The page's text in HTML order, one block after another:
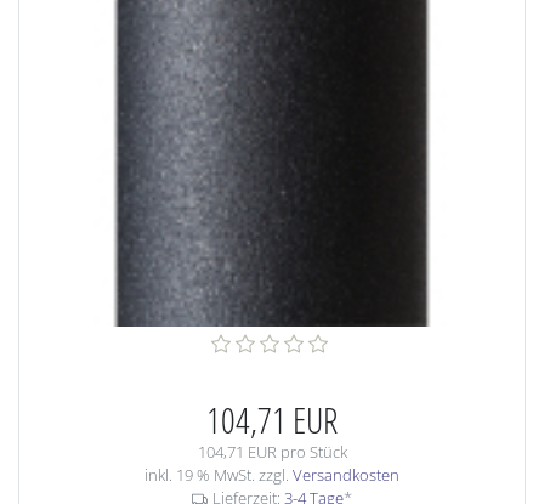
104,71 EUR
104,71 EUR pro Stück
inkl. 19 % MwSt. zzgl. Versandkosten
Lieferzeit: 3-4 Tage*